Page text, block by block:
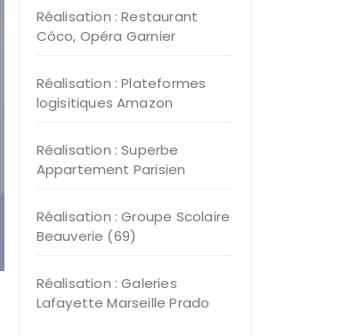
Réalisation : Restaurant
Côco, Opéra Garnier
Réalisation : Plateformes
logisitiques Amazon
Réalisation : Superbe
Appartement Parisien
Réalisation : Groupe Scolaire
Beauverie (69)
Réalisation : Galeries
Lafayette Marseille Prado